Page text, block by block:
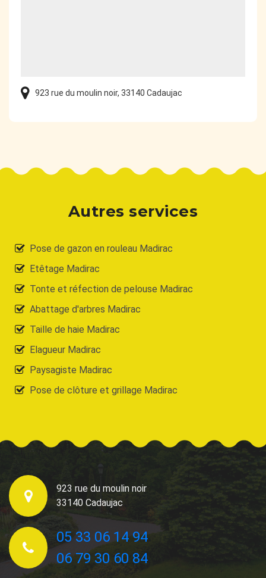
923 rue du moulin noir, 33140 Cadaujac
Autres services
Pose de gazon en rouleau Madirac
Etêtage Madirac
Tonte et réfection de pelouse Madirac
Abattage d'arbres Madirac
Taille de haie Madirac
Elagueur Madirac
Paysagiste Madirac
Pose de clôture et grillage Madirac
923 rue du moulin noir
33140 Cadaujac
05 33 06 14 94
06 79 30 60 84